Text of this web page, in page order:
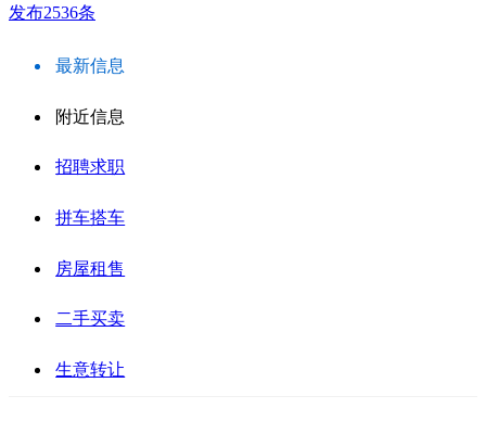
发布2536条
最新信息
附近信息
招聘求职
拼车搭车
房屋租售
二手买卖
生意转让